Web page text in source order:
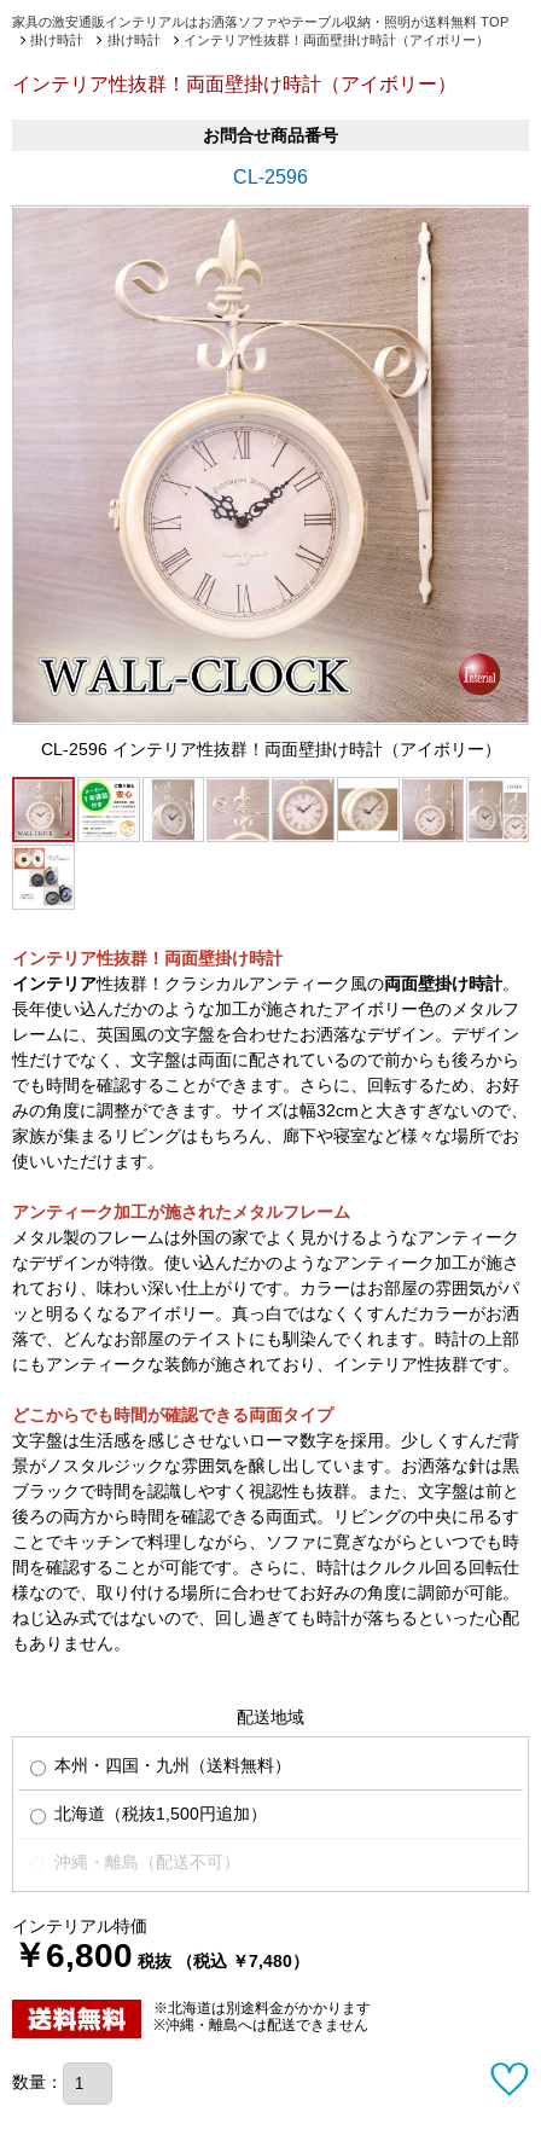
家具の激安通販インテリアルはお洒落ソファやテーブル収納・照明が送料無料 TOP
掛け時計
掛け時計 インテリア性抜群！両面壁掛け時計（アイボリー）
インテリア性抜群！両面壁掛け時計（アイボリー）
お問合せ商品番号
CL-2596
CL-2596 インテリア性抜群！両面壁掛け時計（アイボリー）
インテリア性抜群！両面壁掛け時計
インテリア性抜群！クラシカルアンティーク風の両面壁掛け時計。
長年使い込んだかのような加工が施されたアイボリー色のメタルフ
レームに、英国風の文字盤を合わせたお洒落なデザイン。デザイン
性だけでなく、文字盤は両面に配されているので前からも後ろから
でも時間を確認することができます。さらに、回転するため、お好
みの角度に調整ができます。サイズは幅32cmと大きすぎないので、
家族が集まるリビングはもちろん、廊下や寝室など様々な場所でお
使いいただけます。
アンティーク加工が施されたメタルフレーム
メタル製のフレームは外国の家でよく見かけるようなアンティーク
なデザインが特徴。使い込んだかのようなアンティーク加工が施さ
れており、味わい深い仕上がりです。カラーはお部屋の雰囲気がパ
ッと明るくなるアイボリー。真っ白ではなくくすんだカラーがお洒
落で、どんなお部屋のテイストにも馴染んでくれます。時計の上部
にもアンティークな装飾が施されており、インテリア性抜群です。
どこからでも時間が確認できる両面タイプ
文字盤は生活感を感じさせないローマ数字を採用。少しくすんだ背
景がノスタルジックな雰囲気を醸し出しています。お洒落な針は黒
ブラックで時間を認識しやすく視認性も抜群。また、文字盤は前と
後ろの両方から時間を確認できる両面式。リビングの中央に吊るす
ことでキッチンで料理しながら、ソファに寛ぎながらといつでも時
間を確認することが可能です。さらに、時計はクルクル回る回転仕
様なので、取り付ける場所に合わせてお好みの角度に調節が可能。
ねじ込み式ではないので、回し過ぎても時計が落ちるといった心配
もありません。
配送地域
本州・四国・九州（送料無料）
北海道（税抜1,500円追加）
沖縄・離島（配送不可）
インテリアル特価
￥6,800 税抜 （税込 ￥7,480）
※北海道は別途料金がかかります
※沖縄・離島へは配送できません
数量：